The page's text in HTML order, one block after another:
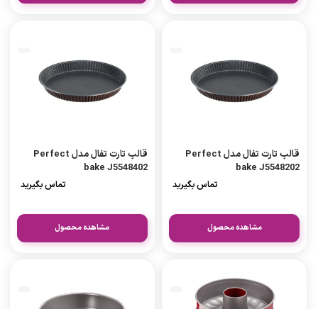
قالب تارت تفال مدل Perfect
bake J5548202
تماس بگیرید
مشاهده محصول
قالب تارت تفال مدل Perfect
bake J5548402
تماس بگیرید
مشاهده محصول